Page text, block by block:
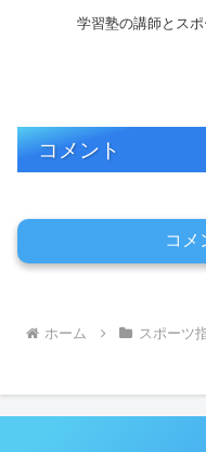
学習塾の講師とス
コメント
コメ
ホーム スポーツ